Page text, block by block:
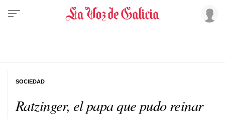
Ratzinger, el papa que pudo reinar
SOCIEDAD